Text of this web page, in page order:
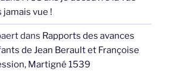
jamais vue !
dans Rapports des avances
de Jean Berault et Françoise
Martigné 1539